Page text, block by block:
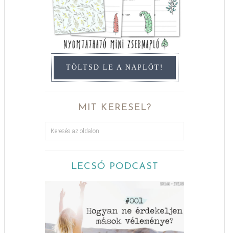
TÖLTSD LE A NAPLÓT!
MIT KERESEL?
LECSÓ PODCAST